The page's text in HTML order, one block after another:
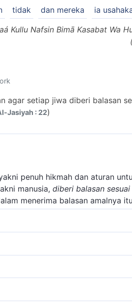
ia
dan mereka
tidak
Kullu Nafsin Bimā Kasabat Wa
agar setiap jiwa diberi balasan
Jasiyah : 22)
penuh hikmah dan aturan
manusia, diberi balasan
menerima balasan amalnya
memiliki tujuan penciptaan
tujuan. Tujuan kehadiran
tujuan ciptaan yang lain itu.
Kata sebaliknya
ayat di bawah:
Jatsiyah: 22)
yang benar) lafal Bil haqqi ber-
kekuasaan dan